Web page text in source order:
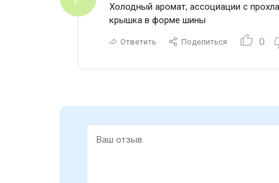
Холодный аромат, ассоциации с
крышка в форме шины
Ответить Поделиться 0